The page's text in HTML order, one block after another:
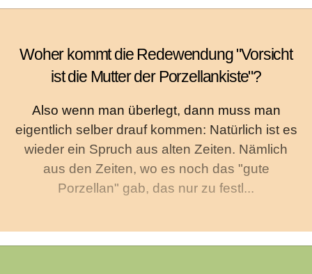
Woher kommt die Redewendung "Vorsicht
ist die Mutter der Porzellankiste"?
Also wenn man überlegt, dann muss man
eigentlich selber drauf kommen: Natürlich ist es
wieder ein Spruch aus alten Zeiten. Nämlich
aus den Zeiten, wo es noch das "gute
Porzellan" gab, das nur zu festl...